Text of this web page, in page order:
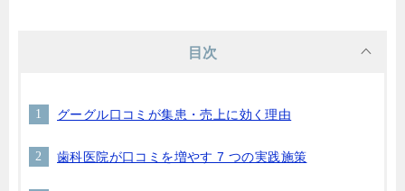
目次
グーグル口コミが集患・売上に効く理由
歯科医院が口コミを増やす 7 つの実践施策